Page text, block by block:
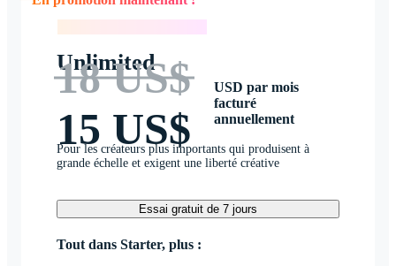
Unlimited
18 US$
15 US$
USD par mois
facturé
annuellement
Pour les créateurs plus importants qui produisent à
grande échelle et exigent une liberté créative
Essai gratuit de 7 jours
Tout dans Starter, plus :